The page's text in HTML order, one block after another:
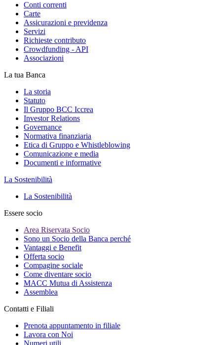
Conti correnti
Carte
Assicurazioni e previdenza
Servizi
Richieste contributo
Crowdfunding - API
Associazioni
La tua Banca
La storia
Statuto
Il Gruppo BCC Iccrea
Investor Relations
Governance
Normativa finanziaria
Etica di Gruppo e Whistleblowing
Comunicazione e media
Documenti e informative
La Sostenibilità
La Sostenibilità
Essere socio
Area Riservata Socio
Sono un Socio della Banca perché
Vantaggi e Benefit
Offerta socio
Compagine sociale
Come diventare socio
MACC Mutua di Assistenza
Assemblea
Contatti e Filiali
Prenota appuntamento in filiale
Lavora con Noi
Numeri utili